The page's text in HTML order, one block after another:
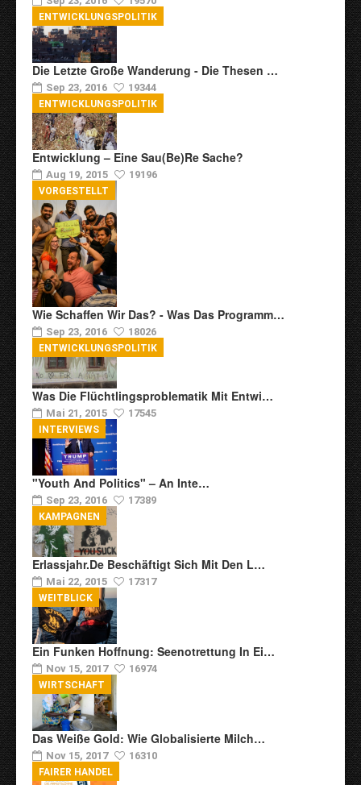
Die Letzte Große Wanderung - Die Thesen …
Sep 23, 2016 19344
ENTWICKLUNGSPOLITIK
Entwicklung – Eine Sau(be)re Sache?
Aug 19, 2015 19196
ENTWICKLUNGSPOLITIK
Wie Schaffen Wir Das? - Was Das Programm…
Sep 23, 2016 18026
VORGESTELLT
Was Die Flüchtlingsproblematik Mit Entwi…
Mai 21, 2015 17545
ENTWICKLUNGSPOLITIK
"Youth And Politics" – An Inte…
Sep 23, 2016 17389
INTERVIEWS
Erlassjahr.de Beschäftigt Sich Mit Den L…
Mai 22, 2015 17317
KAMPAGNEN
Ein Funken Hoffnung: Seenotrettung In Ei…
Nov 15, 2017 16974
WEITBLICK
Das Weiße Gold: Wie Globalisierte Milch…
Nov 15, 2017 16310
WIRTSCHAFT
FAIRER HANDEL